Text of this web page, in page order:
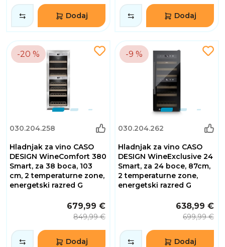
Dodaj Dodaj
-20 %
030.204.258
Hladnjak za vino CASO
DESIGN WineComfort 380
Smart, za 38 boca, 103
cm, 2 temperaturne zone,
energetski razred G
679,99 €
849,99 €
Dodaj
-9 %
030.204.262
Hladnjak za vino CASO
DESIGN WineExclusive 24
Smart, za 24 boce, 87cm,
2 temperaturne zone,
energetski razred G
638,99 €
699,99 €
Dodaj